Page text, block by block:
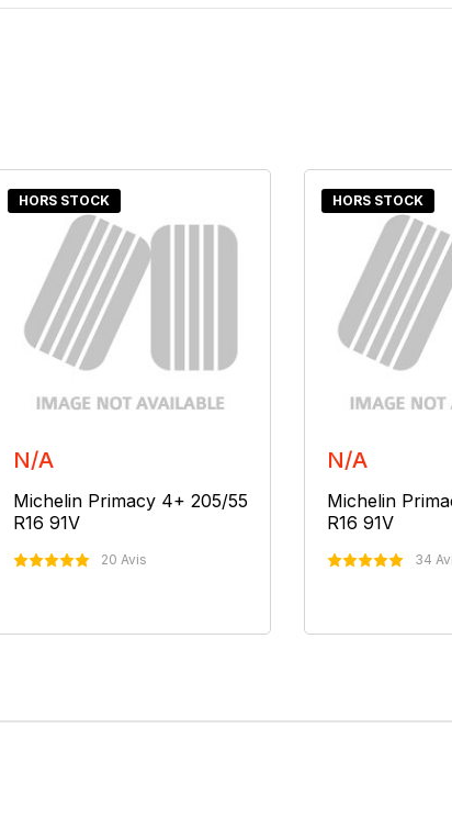
HORS STOCK
N/A
Michelin Primacy 4+ 205/55
R16 91V
20 Avis
HORS STOCK
N/A
Michelin
R16 91V
34